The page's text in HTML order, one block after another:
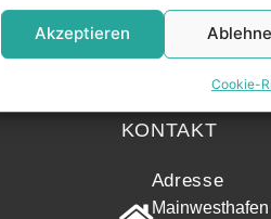
Akzeptieren
Cookie-
KONTAKT
Adresse